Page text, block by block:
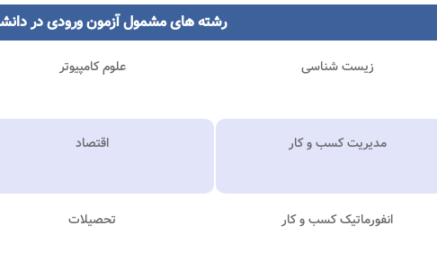
رشته های مشمول آزمون ورودی در
زیست شناسی علوم کامپیوتر
مدیریت کسب و کار اقتصاد
انفورماتیک کسب و کار تحصیلات